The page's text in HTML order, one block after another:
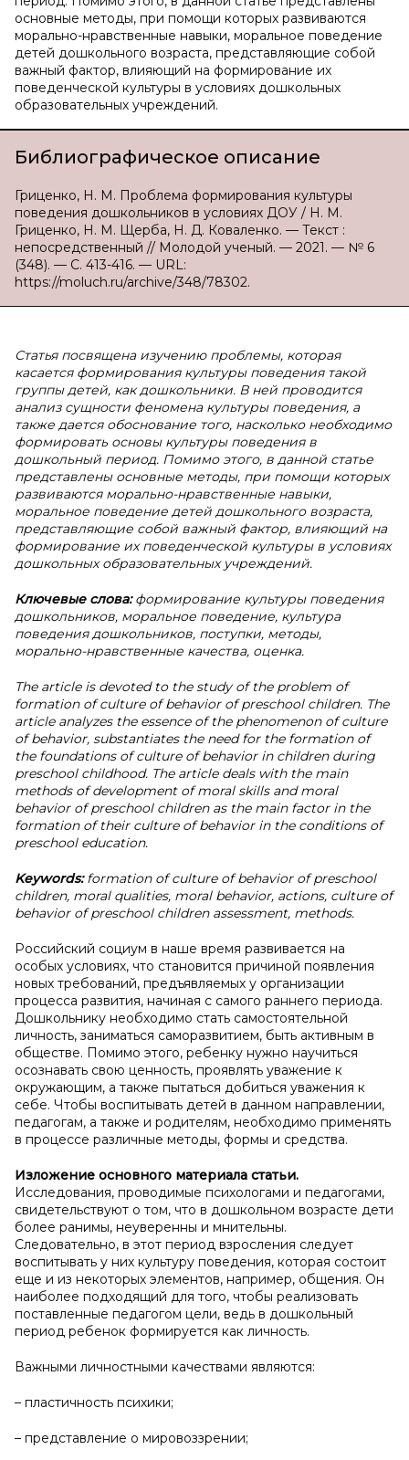
основные методы, при помощи которых развиваются
морально-нравственные навыки, моральное поведение
детей дошкольного возраста, представляющие собой
важный фактор, влияющий на формирование их
поведенческой культуры в условиях дошкольных
образовательных учреждений.
Библиографическое описание
Гриценко, Н. М. Проблема формирования культуры
поведения дошкольников в условиях ДОУ / Н. М.
Гриценко, Н. М. Щерба, Н. Д. Коваленко. — Текст :
непосредственный // Молодой ученый. — 2021. — № 6
(348). — С. 413-416. — URL:
https://moluch.ru/archive/348/78302.
Статья посвящена изучению проблемы, которая
касается формирования культуры поведения такой
группы детей, как дошкольники. В ней проводится
анализ сущности феномена культуры поведения, а
также дается обоснование того, насколько необходимо
формировать основы культуры поведения в
дошкольный период. Помимо этого, в данной статье
представлены основные методы, при помощи которых
развиваются морально-нравственные навыки,
моральное поведение детей дошкольного возраста,
представляющие собой важный фактор, влияющий на
формирование их поведенческой культуры в условиях
дошкольных образовательных учреждений.
Ключевые слова:формирование культуры поведения
дошкольников, моральное поведение, культура
поведения дошкольников, поступки, методы,
морально-нравственные качества, оценка.
The article is devoted to the study of the problem of
formation of culture of behavior of preschool children. The
article analyzes the essence of the phenomenon of culture
of behavior, substantiates the need for the formation of
the foundations of culture of behavior in children during
preschool childhood. The article deals with the main
methods of development of moral skills and moral
behavior of preschool children as the main factor in the
formation of their culture of behavior in the conditions of
preschool education.
Keywords:formation of culture of behavior of preschool
children, moral qualities, moral behavior, actions, culture of
behavior of preschool children assessment, methods.
Российский социум в наше время развивается на
особых условиях, что становится причиной появления
новых требований, предъявляемых у организации
процесса развития, начиная с самого раннего периода.
Дошкольнику необходимо стать самостоятельной
личность, заниматься саморазвитием, быть активным в
обществе. Помимо этого, ребенку нужно научиться
осознавать свою ценность, проявлять уважение к
окружающим, а также пытаться добиться уважения к
себе. Чтобы воспитывать детей в данном направлении,
педагогам, а также и родителям, необходимо применять
в процессе различные методы, формы и средства.
Изложение основного материала статьи.
Исследования, проводимые психологами и педагогами,
свидетельствуют о том, что в дошкольном возрасте дети
более ранимы, неуверенны и мнительны.
Следовательно, в этот период взросления следует
воспитывать у них культуру поведения, которая состоит
еще и из некоторых элементов, например, общения. Он
наиболее подходящий для того, чтобы реализовать
поставленные педагогом цели, ведь в дошкольный
период ребенок формируется как личность.
Важными личностными качествами являются:
– пластичность психики;
– представление о мировоззрении;